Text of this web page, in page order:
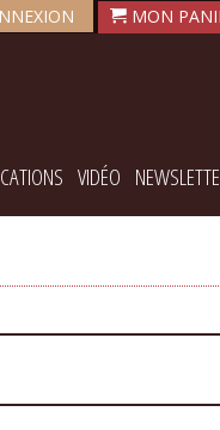
VIDÉO